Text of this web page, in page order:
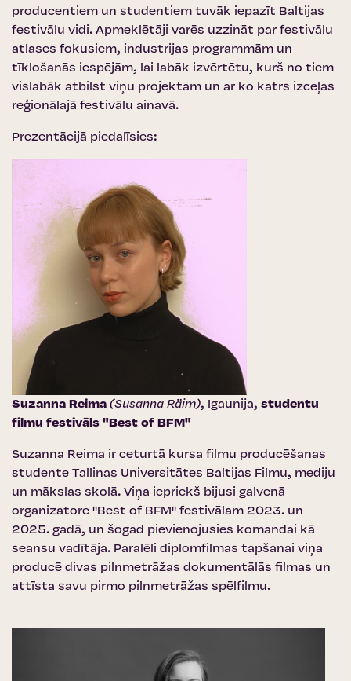
producentiem un studentiem tuvāk iepazīt Baltijas
festivālu vidi. Apmeklētāji varēs uzzināt par festivālu
atlases fokusiem, industrijas programmām un
tīklošanās iespējām, lai labāk izvērtētu, kurš no tiem
vislabāk atbilst viņu projektam un ar ko katrs izceļas
reģionālajā festivālu ainavā.
Prezentācijā piedalīsies:
Suzanna Reima (Susanna Räim), Igaunija, studentu
filmu festivāls "Best of BFM"
Suzanna Reima ir ceturtā kursa filmu producēšanas
studente Tallinas Universitātes Baltijas Filmu, mediju
un mākslas skolā. Viņa iepriekš bijusi galvenā
organizatore "Best of BFM" festivālam 2023. un
2025. gadā, un šogad pievienojusies komandai kā
seansu vadītāja. Paralēli diplomfilmas tapšanai viņa
producē divas pilnmetrāžas dokumentālās filmas un
attīsta savu pirmo pilnmetrāžas spēlfilmu.